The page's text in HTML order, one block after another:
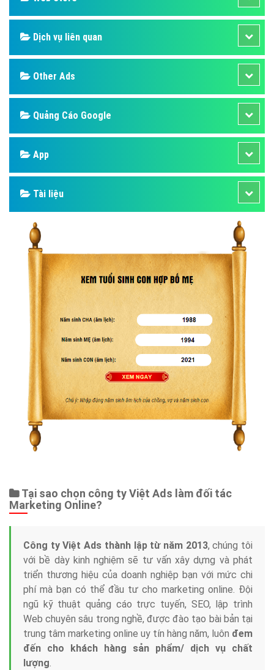
Dịch vụ liên quan
Other Ads
Quảng Cáo Google
App
Tài liệu
Tại sao chọn công ty Việt Ads làm đối tác
Marketing Online?
Công ty Việt Ads thành lập từ năm 2013, chúng tôi
với bề dày kinh nghiệm sẽ tư vấn xây dựng và phát
triển thương hiệu của doanh nghiệp bạn với mức chi
phí mà bạn có thể đầu tư cho marketing online. Đội
ngũ kỹ thuật quảng cáo trực tuyến, SEO, lập trình
Web chuyên sâu trong nghề, được đào tạo bài bản tại
trung tâm marketing online uy tín hàng năm, luôn đem
đến cho khách hàng sản phẩm/ dịch vụ chất
lượng.